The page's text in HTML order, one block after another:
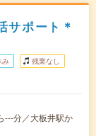
サポート＊
み 残業なし
---分／大板井駅か